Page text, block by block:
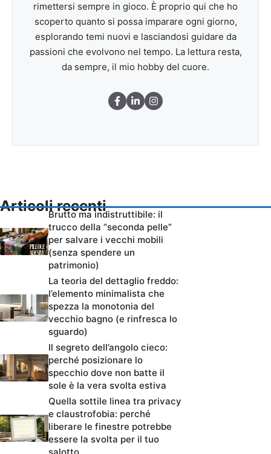
rimettersi sempre in gioco. È proprio qui che ho
scoperto quanto si possa imparare ogni giorno,
esplorando temi nuovi e lasciandosi guidare da
passioni che evolvono nel tempo. La lettura resta,
da sempre, il mio hobby del cuore.
Articoli recenti
Brutto ma indistruttibile: il
trucco della “seconda pelle”
per salvare i vecchi mobili
(senza spendere un
patrimonio)
La teoria del dettaglio freddo:
l’elemento minimalista che
spezza la monotonia del
vecchio bagno (e rinfresca lo
sguardo)
Il segreto dell’angolo cieco:
perché posizionare lo
specchio dove non batte il
sole è la vera svolta estiva
Quella sottile linea tra privacy
e claustrofobia: perché
liberare le finestre potrebbe
essere la svolta per il tuo